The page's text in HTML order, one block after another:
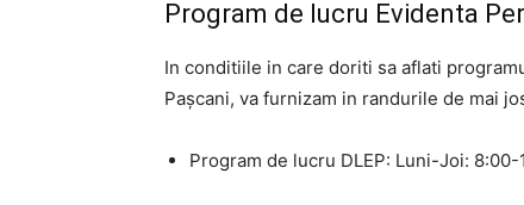
Program de lucru Evidenta
In conditiile in care doriti sa aflati
Pașcani, va furnizam in randurile de mai
Program de lucru DLEP: Luni-Joi: